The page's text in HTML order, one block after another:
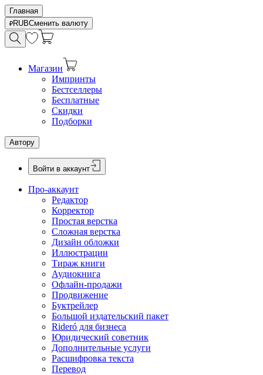
Главная
RUBСменить валюту
Магазин
Импринты
Бестселлеры
Бесплатные
Скидки
Подборки
Автору
Войти в аккаунт
Про-аккаунт
Редактор
Корректор
Простая верстка
Сложная верстка
Дизайн обложки
Иллюстрации
Тираж книги
Аудиокнига
Офлайн-продажи
Продвижение
Буктрейлер
Большой издательский пакет
Rideró для бизнеса
Юридический советник
Дополнительные услуги
Расшифровка текста
Перевод